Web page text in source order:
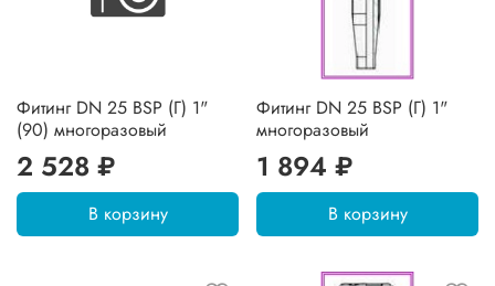
Фитинг DN 25 BSP (Г) 1"
(90) многоразовый
2 528 ₽
В корзину
Фитинг DN 25 BSP (Г) 1"
многоразовый
1 894 ₽
В корзину